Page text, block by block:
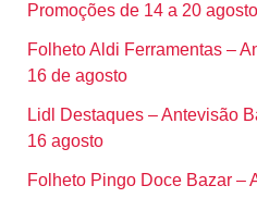
Promoções de 14 a 20 agosto
Folheto Aldi Ferramentas –
16 de agosto
Lidl Destaques – Antevisão
16 agosto
Folheto Pingo Doce Bazar –